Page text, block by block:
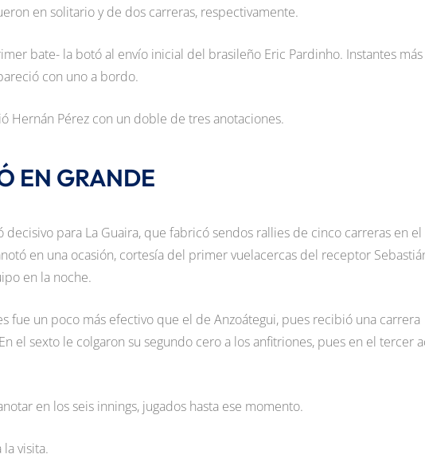
en solitario y de dos carreras, respectivamente.
bate- la botó al envío inicial del brasileño Eric Pardinho. Instantes más
con uno a bordo.
Hernán Pérez con un doble de tres anotaciones.
EN GRANDE
para La Guaira, que fabricó sendos rallies de cinco carreras en el
en una ocasión, cortesía del primer vuelacercas del receptor
en la noche.
fue un poco más efectivo que el de Anzoátegui, pues recibió una carrera
el sexto le colgaron su segundo cero a los anfitriones, pues en el tercer
en los seis innings, jugados hasta ese momento.
visita.